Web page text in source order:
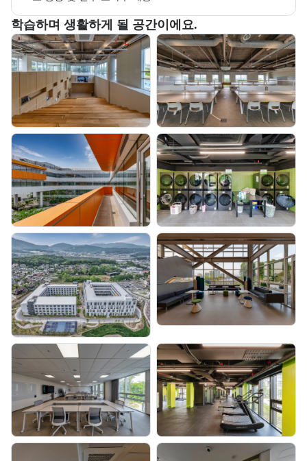
학습하며 생활하게 될 공간이에요.
부트캠프 교육 환경 사진을 목록으로 보여준다.
교육 환경 사진 목록